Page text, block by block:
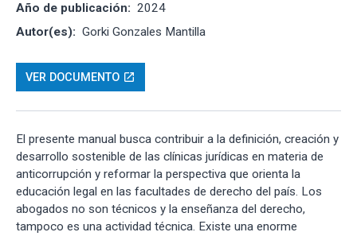
Año de publicación: 2024
Autor(es): Gorki Gonzales Mantilla
VER DOCUMENTO open_in_new
El presente manual busca contribuir a la definición, creación y
desarrollo sostenible de las clínicas jurídicas en materia de
anticorrupción y reformar la perspectiva que orienta la
educación legal en las facultades de derecho del país. Los
abogados no son técnicos y la enseñanza del derecho,
tampoco es una actividad técnica. Existe una enorme